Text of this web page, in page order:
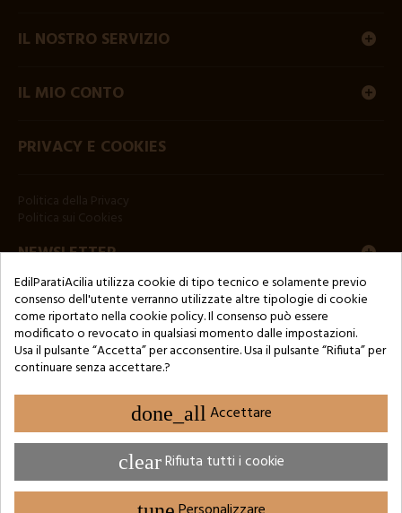
IL NOSTRO SERVIZIO
IL MIO CONTO
PRIVACY E COOKIES
NEWSLETTER
Copyright © 2024 by 3Enne s.r.l.s. P.IVA/C.F.: 13466181008
Numero di iscrizione REA: RM-1449325 - Registro delle Imprese di
Roma
Website Developed by M.Borzacchini - TestSide
EdilParatiAcilia utilizza cookie di tipo tecnico e solamente previo
consenso dell'utente verranno utilizzate altre tipologie di cookie
come riportato nella cookie policy. Il consenso può essere
modificato o revocato in qualsiasi momento dalle impostazioni.
Usa il pulsante “Accetta” per acconsentire. Usa il pulsante “Rifiuta” per
continuare senza accettare.?
done_all Accettare
clearRifiuta tutti i cookie